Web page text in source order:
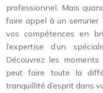
professionnel. Mais
faire appel à un serrurier
vos compétences en
l’expertise d’un
Découvrez les moments
peut faire toute la
tranquillité d’esprit dans